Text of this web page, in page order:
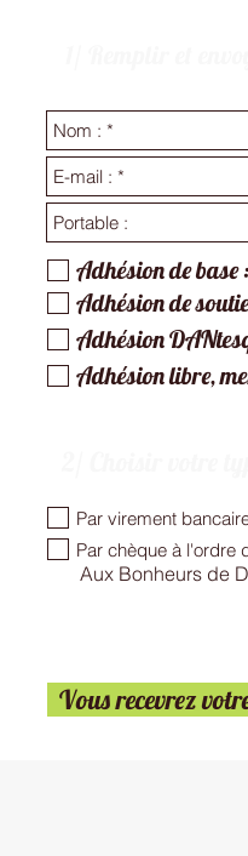
Adhésion de
Adhésion de
Adhésion
Adhésion libre,
Par virement
Par chèque à l'ordre
Aux Bonheurs de
Vous recevrez